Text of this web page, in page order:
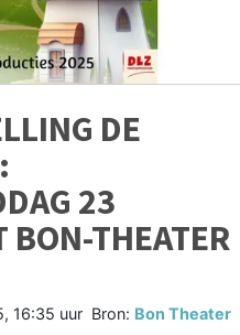
DE
23
BON-THEATER
16:35 uur Bron: Bon Theater